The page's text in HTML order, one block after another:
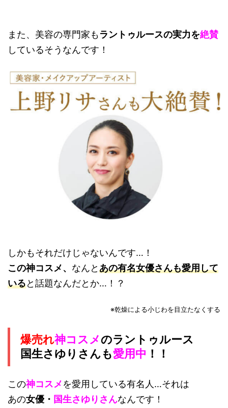
また、美容の専門家もラントゥルースの実力を絶賛
しているそうなんです！
しかもそれだけじゃないんです…！
この神コスメ、 なんとあの有名女優さんも愛用して
いると話題なんだとか…！？
※乾燥による小じわを目立たなくする
爆売れ神コスメのラントゥルース
国生さゆりさんも愛用中 ！！
この神コスメを愛用している有名人…それは
あの女優・ 国生さゆりさんなんです！